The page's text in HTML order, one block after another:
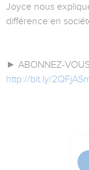
Joyce nous
différence en
► ABONNEZ-
http://bit.ly/